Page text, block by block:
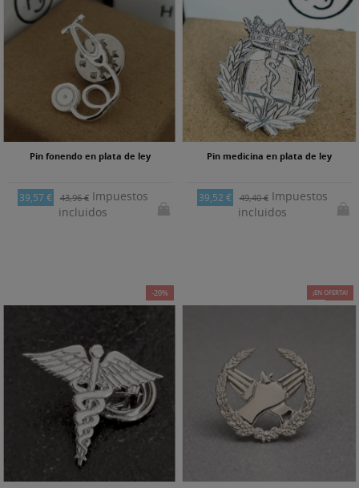
Pin fonendo en plata de ley
39,57 € 43,96 €Impuestos
incluidos
Pin medicina en plata de ley
39,52 € 49,40 €Impuestos
incluidos
-20% -10%
¡EN OFERTA!